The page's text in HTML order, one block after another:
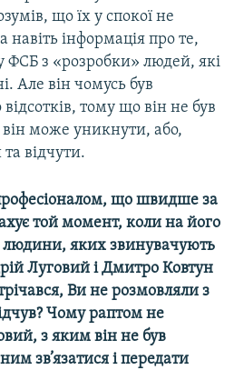
що їх у спокої не
навіть інформація про те,
ФСБ з «розробки» людей, які
Але він чомусь був
тому що він не був
може уникнути, або,
відчути.
що швидше за
той момент, коли на його
людини, яких звинувачують
Луговий і Дмитро Ковтун
Ви не розмовляли з
Чому раптом не
з яким він не був
зв’язатися і передати